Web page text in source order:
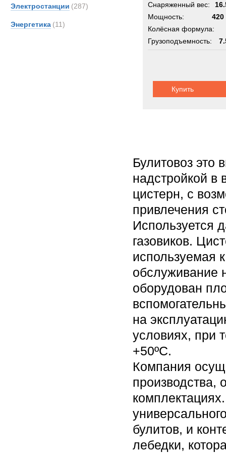
Электростанции (287)
Энергетика (11)
Снаряженный вес:
Мощность:
420
Колёсная формула:
Грузоподъемность:
Купить
Булитовоз это
надстройкой в
цистерн, с
привлечения
Используется
газовиков.
используемая
обслуживание
оборудован
на
условиях, при
+50ºС.
Компания
производства,
булитов, и
лебедки,